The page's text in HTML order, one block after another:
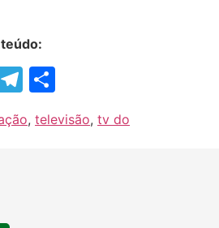
Telegram
, televisão, tv do